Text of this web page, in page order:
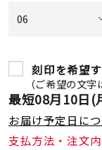
在庫
刻印を希望
（ご希望の文
最短08月10日(
お届け予定日に
支払方法・注文